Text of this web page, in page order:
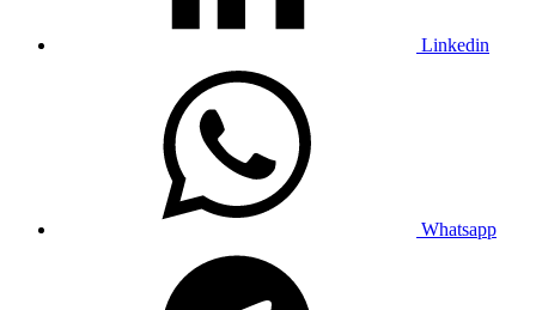
Linkedin
Whatsapp